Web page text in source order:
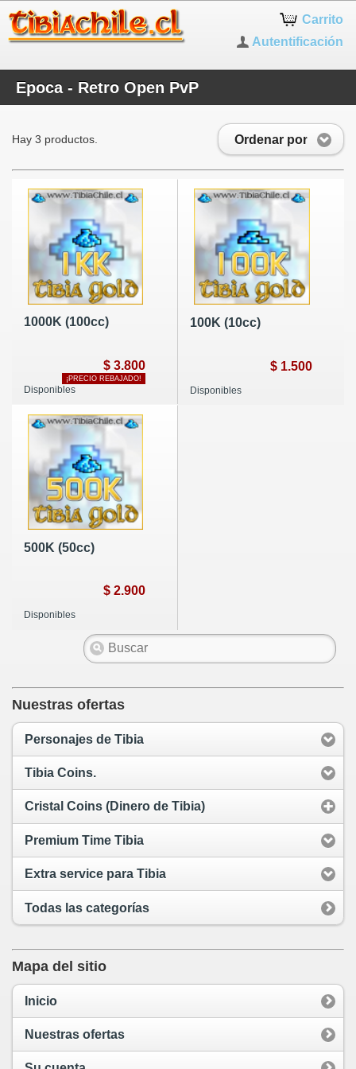
Carrito
Autentificación
Epoca - Retro Open PvP
Ordenar por
Hay 3 productos.
1000K (100cc)
$ 3.800
¡PRECIO REBAJADO!
Disponibles
100K (10cc)
$ 1.500
Disponibles
500K (50cc)
$ 2.900
Disponibles
Nuestras ofertas
Personajes de Tibia
Tibia Coins.
Cristal Coins (Dinero de Tibia)
Premium Time Tibia
Extra service para Tibia
Todas las categorías
Mapa del sitio
Inicio
Nuestras ofertas